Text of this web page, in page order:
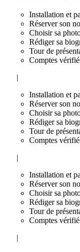
Installation et
Réserver son
Choisir sa
Rédiger sa
Tour de
Comptes
|
Installation et
Réserver son
Choisir sa
Rédiger sa
Tour de
Comptes
|
Installation et
Réserver son
Choisir sa
Rédiger sa
Tour de
Comptes
|